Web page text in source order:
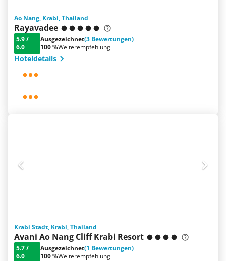
Ao Nang, Krabi, Thailand
Rayavadee
5.9/
6.0
Ausgezeichnet(3 Bewertungen)
100 %Weiterempfehlung
Hoteldetails
Krabi Stadt, Krabi, Thailand
Avani Ao Nang Cliff Krabi Resort
5.7/
6.0
Ausgezeichnet(1 Bewertungen)
100 %Weiterempfehlung